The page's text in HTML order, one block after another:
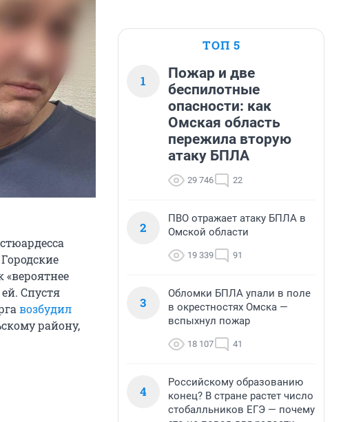
Спустя
возбудил
району,
ТОП 5
1
Пожар и две
беспилотные
опасности: как
Омская область
пережила вторую
атаку БПЛА
29 746 22
2
ПВО отражает атаку БПЛА в
Омской области
19 339 91
3
Обломки БПЛА упали в поле
в окрестностях Омска —
вспыхнул пожар
18 107 41
4
Российскому образованию
конец? В стране растет число
стобалльников ЕГЭ — почему